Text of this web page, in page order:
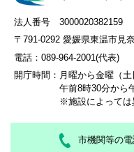
法人番号 3000020382159
〒791-0292 愛媛県東温市見
電話：089-964-2001(代表)
開庁時間： 月曜から金曜（土
午前8時30分から
※施設によっては
市機関等の